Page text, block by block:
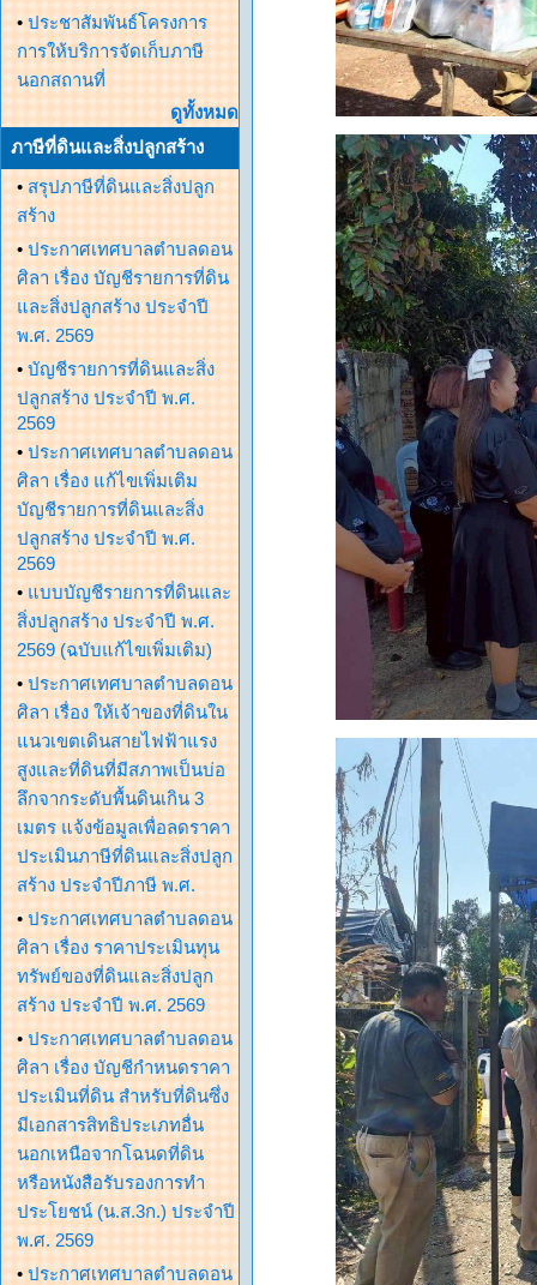
• ประชาสัมพันธ์โครงการ
การให้บริการจัดเก็บภาษี
นอกสถานที่
ดูทั้งหมด
ภาษีที่ดินและสิ่งปลูกสร้าง
• สรุปภาษีที่ดินและสิ่งปลูก
สร้าง
• ประกาศเทศบาลตำบลดอน
ศิลา เรื่อง บัญชีรายการที่ดิน
และสิ่งปลูกสร้าง ประจำปี
พ.ศ. 2569
• บัญชีรายการที่ดินและสิ่ง
ปลูกสร้าง ประจำปี พ.ศ.
2569
• ประกาศเทศบาลตำบลดอน
ศิลา เรื่อง แก้ไขเพิ่มเติม
บัญชีรายการที่ดินและสิ่ง
ปลูกสร้าง ประจำปี พ.ศ.
2569
• แบบบัญชีรายการที่ดินและ
สิ่งปลูกสร้าง ประจำปี พ.ศ.
2569 (ฉบับแก้ไขเพิ่มเติม)
• ประกาศเทศบาลตำบลดอน
ศิลา เรื่อง ให้เจ้าของที่ดินใน
แนวเขตเดินสายไฟฟ้าแรง
สูงและที่ดินที่มีสภาพเป็นบ่อ
ลึกจากระดับพื้นดินเกิน 3
เมตร แจ้งข้อมูลเพื่อลดราคา
ประเมินภาษีที่ดินและสิ่งปลูก
สร้าง ประจำปีภาษี พ.ศ.
• ประกาศเทศบาลตำบลดอน
ศิลา เรื่อง ราคาประเมินทุน
ทรัพย์ของที่ดินและสิ่งปลูก
สร้าง ประจำปี พ.ศ. 2569
• ประกาศเทศบาลตำบลดอน
ศิลา เรื่อง บัญชีกำหนดราคา
ประเมินที่ดิน สำหรับที่ดินซึ่ง
มีเอกสารสิทธิประเภทอื่น
นอกเหนือจากโฉนดที่ดิน
หรือหนังสือรับรองการทำ
ประโยชน์ (น.ส.3ก.) ประจำปี
พ.ศ. 2569
• ประกาศเทศบาลตำบลดอน